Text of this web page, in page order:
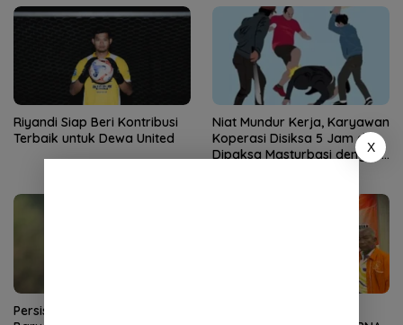
Riyandi Siap Beri Kontribusi
Terbaik untuk Dewa United
Niat Mundur Kerja, Karyawan
Koperasi Disiksa 5 Jam dan
Dipaksa Masturbasi dengan
Persis Rekrut 2 Pemain Asing
X